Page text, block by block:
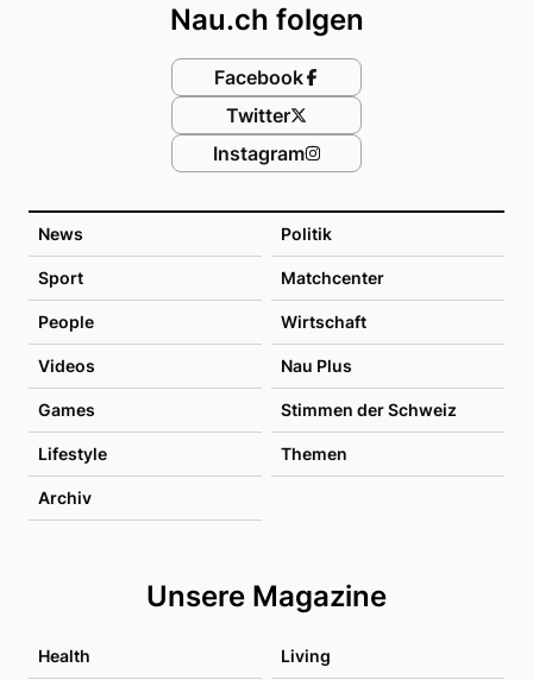
News Politik
Sport Matchcenter
People Wirtschaft
Videos Nau Plus
Games Stimmen der Schweiz
Lifestyle Themen
Archiv
Unsere Magazine
Health Living
Nau.ch folgen
Facebook
Twitter
Instagram